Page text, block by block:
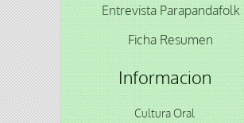
Entrevista Parapandafolk
Ficha Resumen
Informacion
Cultura Oral